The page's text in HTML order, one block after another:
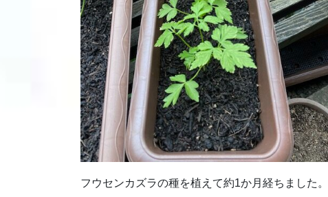
フウセンカズラの種を植えて約1か月経ちました